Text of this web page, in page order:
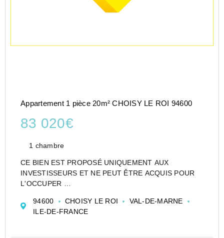
Appartement 1 pièce 20m² CHOISY LE ROI 94600
83 020€
1 chambre
CE BIEN EST PROPOSÉ UNIQUEMENT AUX
INVESTISSEURS ET NE PEUT ÊTRE ACQUIS POUR
L'OCCUPER
ETUDIANTE DE TYPE T1 DE 20 M² À CHOISY-LE-ROI
- ALL SUITES - CHOISY LE ROI- APPART HOTEL -
94600 CHOISY LE ROI
VAL-DE-MARNE
ILE-DE-FRANCE